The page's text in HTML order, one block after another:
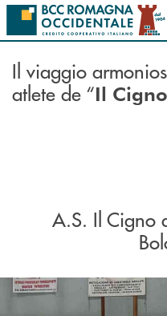
Salta al contenuto principale
Il viaggio
atlete de “Il Cigno
A.S. Il Cigno